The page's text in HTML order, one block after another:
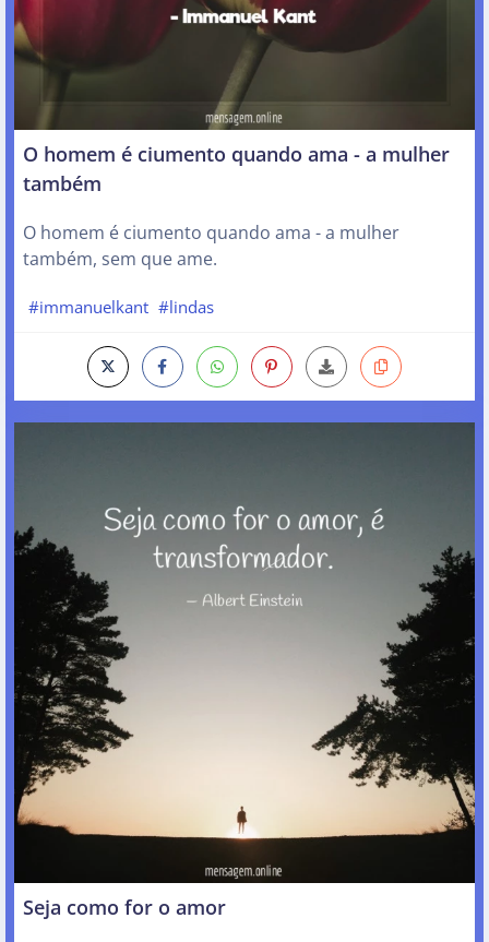
O homem é ciumento quando ama - a mulher
também
O homem é ciumento quando ama - a mulher
também, sem que ame.
#immanuelkant #lindas
Seja como for o amor